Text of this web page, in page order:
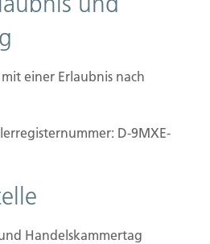
einer Erlaubnis nach
D-9MXE-
Handelskammertag